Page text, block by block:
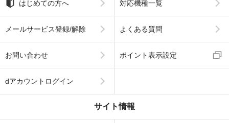
はじめての方へ 対応機種一覧
メールサービス登録/解除 よくある質問
お問い合わせ ポイント表示設定
dアカウントログイン
サイト情報